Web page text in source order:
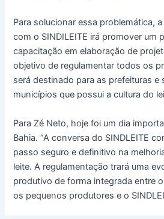
Para solucionar essa problemática,
com o SINDILEITE irá promover um
capacitação em elaboração de
objetivo de regulamentar todos os
será destinado para as prefeituras e
municípios que possui a cultura do
Para Zé Neto, hoje foi um dia
Bahia. “A conversa do SINDLEITE
passo seguro e definitivo na
leite. A regulamentação trará uma
produtivo de forma integrada entre
os pequenos produtores e o